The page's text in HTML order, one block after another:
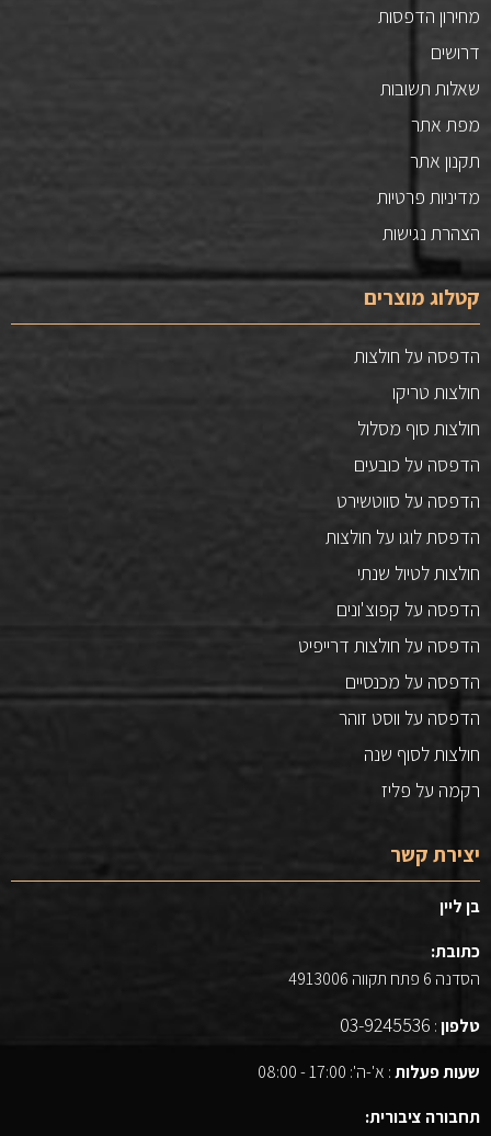
מחירון הדפסות
דרושים
שאלות תשובות
מפת אתר
תקנון אתר
מדיניות פרטיות
הצהרת נגישות
קטלוג מוצרים
הדפסה על חולצות
חולצות טריקו
חולצות סוף מסלול
הדפסה על כובעים
הדפסה על סווטשירט
הדפסת לוגו על חולצות
חולצות לטיול שנתי
הדפסה על קפוצ'ונים
הדפסה על חולצות דרייפיט
הדפסה על מכנסיים
הדפסה על ווסט זוהר
חולצות לסוף שנה
רקמה על פליז
יצירת קשר
בן ליין
כתובת:
הסדנה 6 פתח תקווה 4913006
טלפון:
03-9245536
שעות פעלות: א'-ה': 17:00 - 08:00
תחבורה ציבורית: